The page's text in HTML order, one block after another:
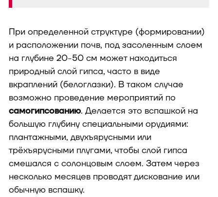
При определенной структуре (формировании)
и расположении почв, под засоленным слоем
на глубине 20-50 см может находиться
природный слой гипса, часто в виде
вкраплений (белоглазки). В таком случае
возможно проведение мероприятий по
самогипсованию. Делается это вспашкой на
большую глубину специальными орудиями:
плантажными, двухъярусными или
трёхъярусными плугами, чтобы слой гипса
смешался с солонцовым слоем. Затем через
несколько месяцев проводят дискование или
обычную вспашку.